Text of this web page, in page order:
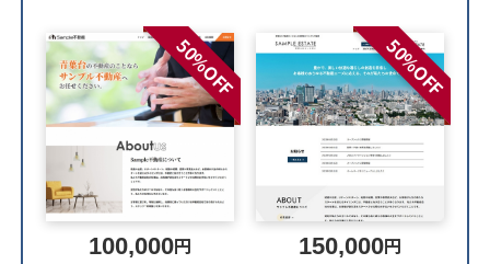
50%OFF
100,000円
50%OFF
150,000円